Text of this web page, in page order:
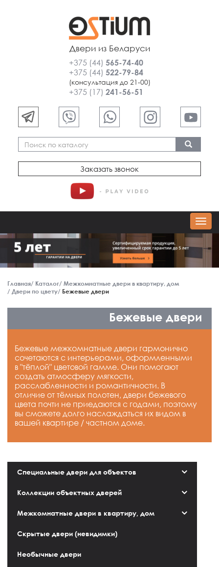
Двери из Беларуси
+375 (44) 565-74-40
+375 (44) 522-79-84
(консультация до 21-00)
+375 (17) 241-56-51
Заказать звонок
Главная Каталог Межкомнатные двери в квартиру, дом
Двери по цвету
Бежевые двери
Бежевые двери
Бежевые межкомнатные двери гармонично
сочетаются с интерьерами, оформленными
в "тёплой" цветовой гамме. Они помогают
создать атмосферу мягкости,
расслабленности и романтичности. В
отличие от тёмных полотен, двери бежевого
цвета почти не приедаются с годами, поэтому
вы сможете долго наслаждаться их видом в
вашей квартире / частном доме.
Специальные двери для объектов
Коллекции объектных дверей
Межкомнатные двери в квартиру, дом
Скрытые двери (невидимки)
Необычные двери